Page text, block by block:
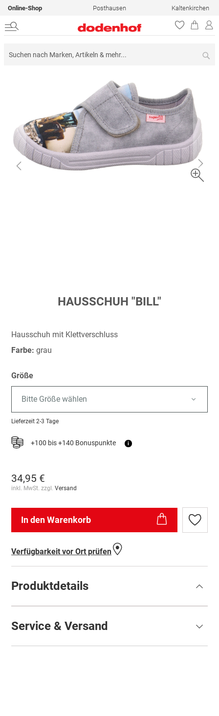
Online-Shop Posthausen Kaltenkirchen
springen
HAUSSCHUH "BILL"
Hausschuh mit Klettverschluss
Farbe: grau
Größe
Bitte Größe wählen
Lieferzeit 2-3 Tage
+100 bis +140 Bonuspunkte i
34,95 €
inkl. MwSt. zzgl. Versand
In den Warenkorb
Zur
Verfügbarkeit vor Ort prüfen
Produktdetails
Service & Versand